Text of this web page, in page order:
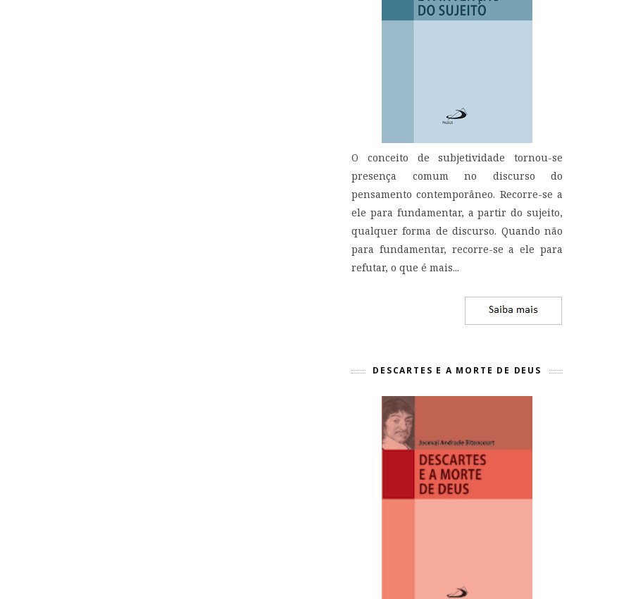
O conceito de subjetividade tornou-se
presença comum no discurso do
pensamento contemporâneo. Recorre-se a
ele para fundamentar, a partir do sujeito,
qualquer forma de discurso. Quando não
para fundamentar, recorre-se a ele para
refutar, o que é mais...
DESCARTES E A MORTE DE DEUS